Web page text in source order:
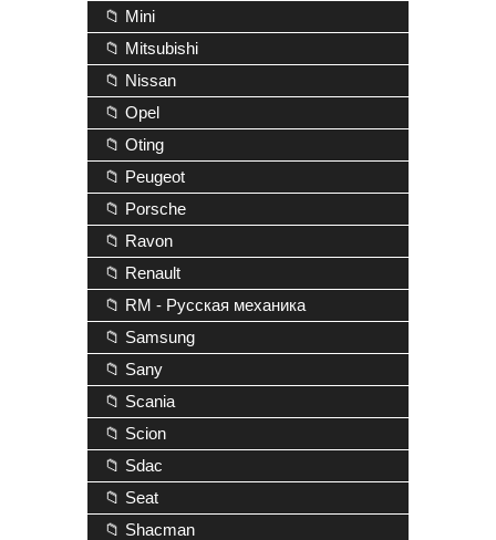
📁 Mini
📁 Mitsubishi
📁 Nissan
📁 Opel
📁 Oting
📁 Peugeot
📁 Porsche
📁 Ravon
📁 Renault
📁 RM - Русская механика
📁 Samsung
📁 Sany
📁 Scania
📁 Scion
📁 Sdac
📁 Seat
📁 Shacman